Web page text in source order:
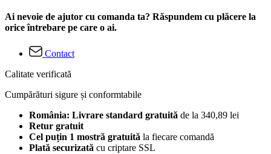
Ai nevoie de ajutor cu comanda ta? Răspundem cu plăcere la
orice întrebare pe care o ai.
Contact
Calitate verificată
Cumpărături sigure și conformtabile
România: Livrare standard gratuită de la 340,89 lei
Retur gratuit
Cel puțin 1 mostră gratuită la fiecare comandă
Plată securizată cu criptare SSL